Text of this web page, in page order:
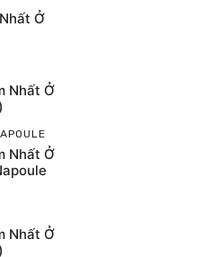
Ở
Nhất Ở
Nhất Ở
Nhất Ở